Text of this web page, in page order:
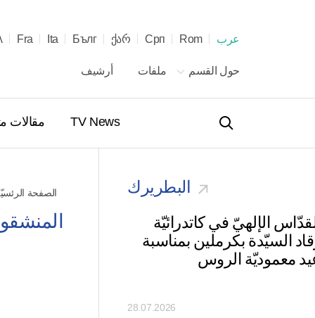
Fra Ita Бълг ქარ Срп Rom عرب
حول القسم ملفات أرشيف
TV News مقالات
الصفحة
تهنئة لآية الله
الإلهيّ في كاتدرائيّة
السيّدة بكرملين بمناسبة
معموديّة الروس
28.07.2026